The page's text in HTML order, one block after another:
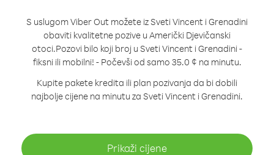
S uslugom Viber Out možete iz Sveti Vincent i Grenadini
obaviti kvalitetne pozive u Američki Djevičanski
otoci.Pozovi bilo koji broj u Sveti Vincent i Grenadini -
fiksni ili mobilni! - Počevši od samo 35.0 ¢ na minutu.
Kupite pakete kredita ili plan pozivanja da bi dobili
najbolje cijene na minutu za Sveti Vincent i Grenadini.
Prikaži cijene